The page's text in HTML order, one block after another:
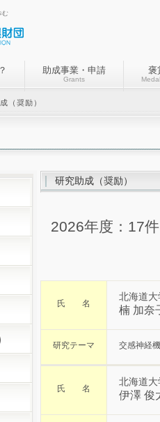
む
助成事業・申請
Grants
褒
（奨励）
研究助成（奨励）
2026年度：17
氏 名
北海道
楠 加奈
研究テーマ 交感神経
氏 名
北海道
伊澤 俊